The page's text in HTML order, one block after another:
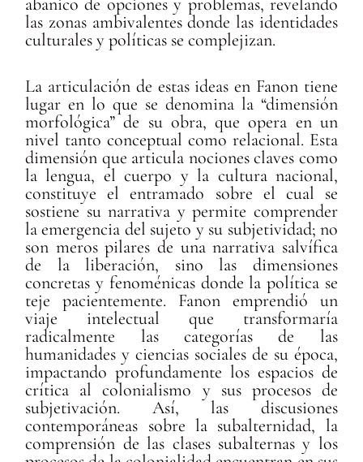
las zonas ambivalentes donde las identidades
culturales y políticas se complejizan.
La articulación de estas ideas en Fanon tiene
lugar en lo que se denomina la “dimensión
morfológica” de su obra, que opera en un
nivel tanto conceptual como relacional. Esta
dimensión que articula nociones claves como
la lengua, el cuerpo y la cultura nacional,
constituye el entramado sobre el cual se
sostiene su narrativa y permite comprender
la emergencia del sujeto y su subjetividad; no
son meros pilares de una narrativa salvífica
de la liberación, sino las dimensiones
concretas y fenoménicas donde la política se
teje pacientemente. Fanon emprendió un
viaje intelectual que transformaría
radicalmente las categorías de las
humanidades y ciencias sociales de su época,
impactando profundamente los espacios de
crítica al colonialismo y sus procesos de
subjetivación. Así, las discusiones
contemporáneas sobre la subalternidad, la
comprensión de las clases subalternas y los